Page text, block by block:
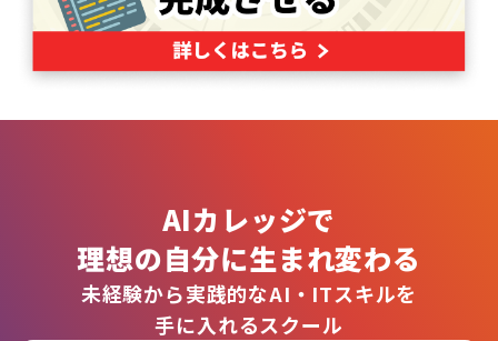
AIカレッジで
理想の自分に生まれ変わる
未経験から実践的なAI・ITスキルを
手に入れるスクール